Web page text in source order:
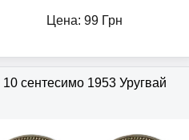
Цена:99 Грн
10 сентесимо 1953 Уругвай